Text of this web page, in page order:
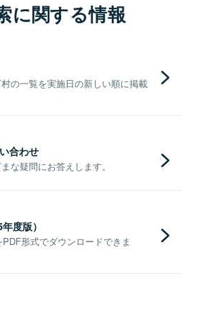
に関する情報
の一覧を実施日の新しい順に掲載
合わせ
な疑問にお答えします。
度版）
形式でダウンロードできま